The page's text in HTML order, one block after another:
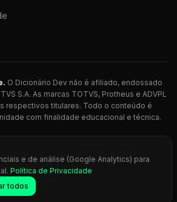
O Dicionário Dev não é afiliado, endossado
S.A. As marcas TOTVS, Protheus e ADVPL
respectivos titulares. Todo o conteúdo é
com finalidade educacional e técnica.
Feito com 💚 para desenvolvedores
Ctrl+K
e de análise (Google Analytics) para
Política de Privacidade
todos